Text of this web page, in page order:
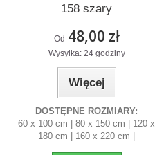
158 szary
Od 48,00 zł
Wysyłka: 24 godziny
Więcej
DOSTĘPNE ROZMIARY:
60 x 100 cm | 80 x 150 cm | 120 x
180 cm | 160 x 220 cm |